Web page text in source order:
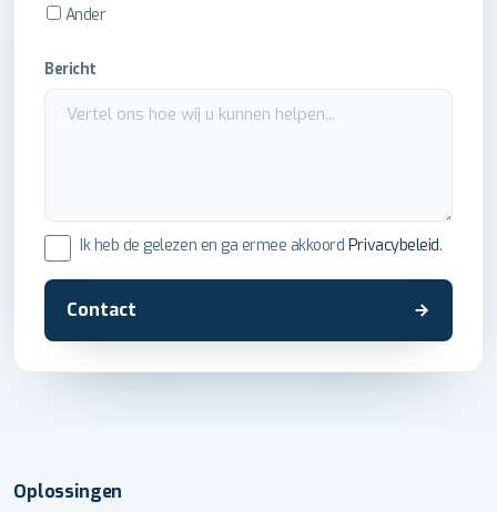
Ander
Bericht
Ik heb de gelezen en ga ermee akkoord Privacybeleid.
Contact
Oplossingen